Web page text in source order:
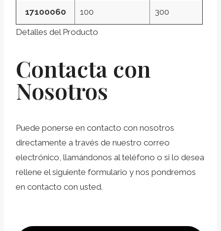
17100060 100 300
Detalles del Producto
Contacta con
Nosotros
Puede ponerse en contacto con nosotros
directamente a través de nuestro correo
electrónico, llamándonos al teléfono o si lo desea
rellene el siguiente formulario y nos pondremos
en contacto con usted.